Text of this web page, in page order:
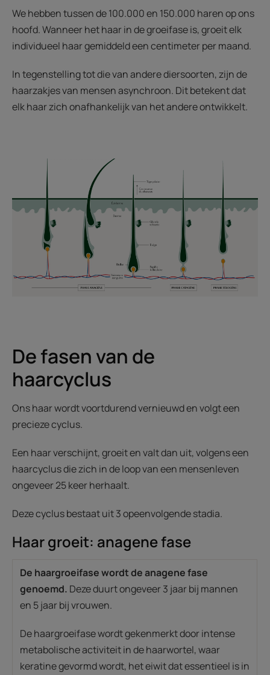
We hebben tussen de 100.000 en 150.000 haren op ons
hoofd. Wanneer het haar in de groeifase is, groeit elk
individueel haar gemiddeld een centimeter per maand.
In tegenstelling tot die van andere diersoorten, zijn de
haarzakjes van mensen asynchroon. Dit betekent dat
elk haar zich onafhankelijk van het andere ontwikkelt.
De fasen van de
haarcyclus
Ons haar wordt voortdurend vernieuwd en volgt een
precieze cyclus.
Een haar verschijnt, groeit en valt dan uit, volgens een
haarcyclus die zich in de loop van een mensenleven
ongeveer 25 keer herhaalt.
Deze cyclus bestaat uit 3 opeenvolgende stadia.
Haar groeit: anagene fase
De haargroeifase wordt de anagene fase
genoemd. Deze duurt ongeveer 3 jaar bij mannen
en 5 jaar bij vrouwen.
De haargroeifase wordt gekenmerkt door intense
metabolische activiteit in de haarwortel, waar
keratine gevormd wordt, het eiwit dat essentieel is in